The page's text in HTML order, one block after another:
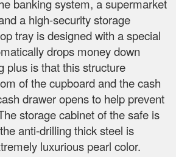
banking system, a supermarket
a high-security storage
tray is designed with a special
drops money down
plus is that this structure
of the cupboard and the cash
drawer opens to help prevent
storage cabinet of the safe is
anti-drilling thick steel is
luxurious pearl color.